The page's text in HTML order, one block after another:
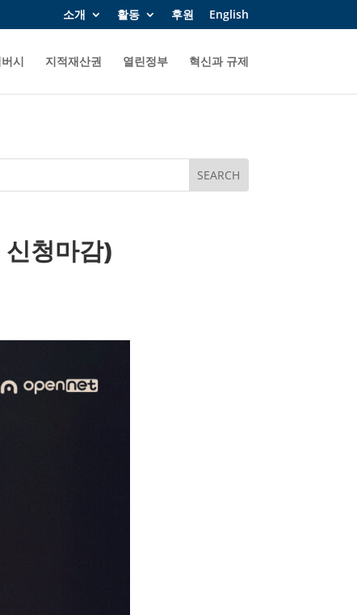
소개 활동 후원 English
시 지적재산권 열린정부 혁신과 규제
청마감)